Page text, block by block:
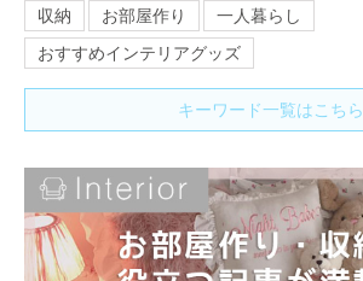
収納
お部屋作り
一人暮らし
おすすめインテリアグッズ
キーワード一覧はこちら